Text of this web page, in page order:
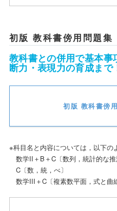
初版 教科書傍用問題集
教科書との併用で基本
断力・表現力の育成まで
初版 教科書傍
※科目名と内容については，以下の
数学II＋B＋C〔数列，統計的な
C〔数，統，べ〕
数学III＋C〔複素数平面，式と曲